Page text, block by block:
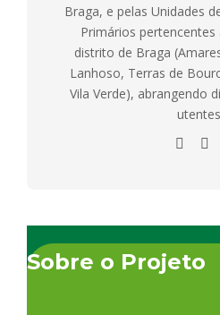
Braga, e pelas Unidades
Primários
distrito de Braga
Lanhoso, Terras de
Vila Verde), abrangendo
Sobre o Projeto